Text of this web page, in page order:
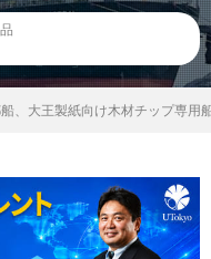
、大王製紙向け木材チップ専用